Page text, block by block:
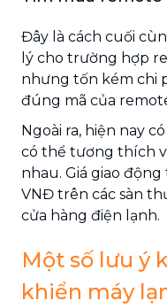
Đây là cách cuối
lý cho trường hợp
nhưng tốn kém chi
đúng mã của
Ngoài ra, hiện nay
có thể tương thích
nhau. Giá giao
VNĐ trên các sàn
cửa hàng điện lạnh.
Một số lưu ý
khiển máy